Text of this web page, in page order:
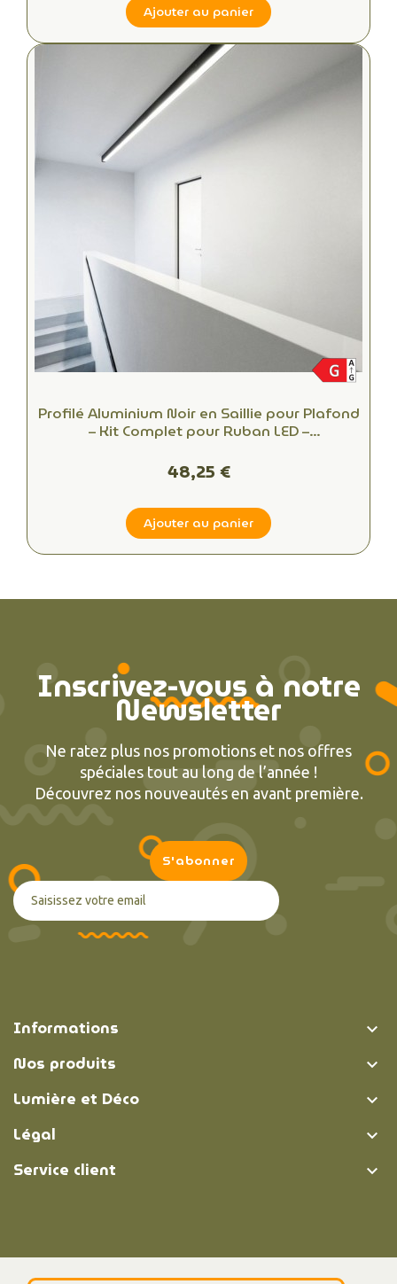
Ajouter au panier
Profilé Aluminium Noir en Saillie pour Plafond
– Kit Complet pour Ruban LED –
48,25 €
Ajouter au panier
Inscrivez-vous à notre
Newsletter
Ne ratez plus nos promotions et nos offres
spéciales tout au long de l’année !
Découvrez nos nouveautés en avant première.
Informations 
Nos produits 
Lumière et Déco 
Légal 
Service client 